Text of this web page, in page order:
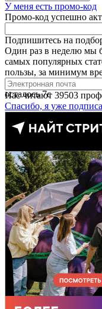
У меня есть промо-код
Промо-код успешно
Подпишитесь на
Один раз в неделю мы
самых популярных
пользы, за минимум
Нас читают 39503
Спасибо, я уже
осталось7с